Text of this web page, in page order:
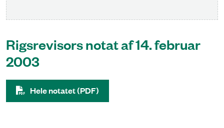
Rigsrevisors notat af 14. februar
2003
Hele notatet (PDF)